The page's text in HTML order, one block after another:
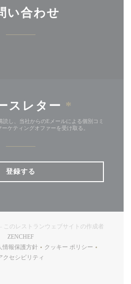
い合わせ
スレター *
読し、当社からのEメールによる個別コミ
ケティングオファーを受け取る。
登録する
このレストランウェブサイトの作成者
ZENCHEF
開きます))
ィンドウで開きます))
情報保護方針
((新しいウィンドウで開きます))
クッキー ポリシー
((新しいウィンドウで
クセシビリティ
((新しいウィンドウで開きます))